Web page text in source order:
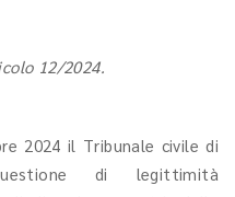
12/2024.
2024 il Tribunale civile di
di legittimità